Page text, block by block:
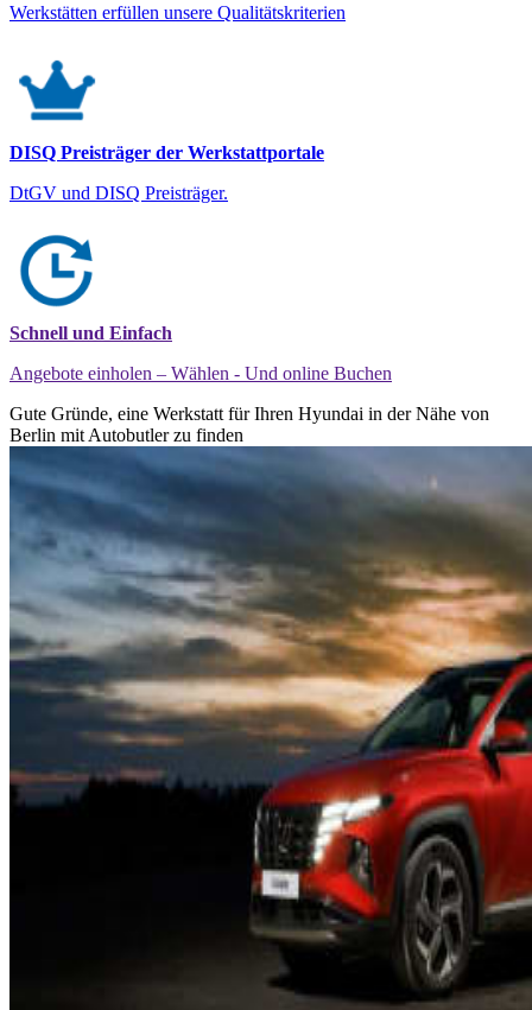
Werkstätten erfüllen unsere Qualitätskriterien
DISQ Preisträger der Werkstattportale
DtGV und DISQ Preisträger.
Schnell und Einfach
Angebote einholen – Wählen - Und online Buchen
Gute Gründe, eine Werkstatt für Ihren Hyundai in der Nähe von
Berlin mit Autobutler zu finden